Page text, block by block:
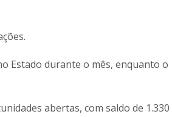
Estado durante o mês, enquanto o
abertas, com saldo de 1.330